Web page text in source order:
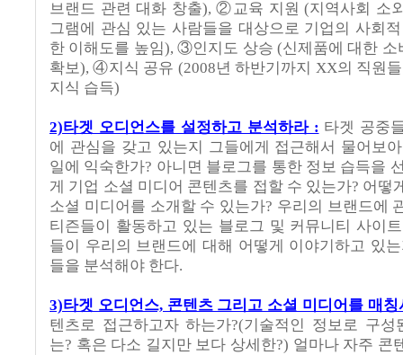
브랜드 관련 대화 창출), ②교육 지원 (지역사회 소
그램에 관심 있는 사람들을 대상으로 기업의 사회
한 이해도를 높임), ③인지도 상승 (신제품에 대한 소
확보), ④지식 공유 (2008년 하반기까지 XX의 직원
지식 습득)
2)타겟 오디언스를 설정하고 분석하라 : 타겟 공중
에 관심을 갖고 있는지 그들에게 접근해서 물어보
일에 익숙한가? 아니면 블로그를 통한 정보 습득을
게 기업 소셜 미디어 콘텐츠를 접할 수 있는가? 어떻
소셜 미디어를 소개할 수 있는가? 우리의 브랜드에
티즌들이 활동하고 있는 블로그 및 커뮤니티 사이
들이 우리의 브랜드에 대해 어떻게 이야기하고 있
들을 분석해야 한다.
3)타겟 오디언스, 콘텐츠 그리고 소셜 미디어를 매
텐츠로 접근하고자 하는가?(기술적인 정보로 구성
는? 혹은 다소 길지만 보다 상세한?) 얼마나 자주 콘